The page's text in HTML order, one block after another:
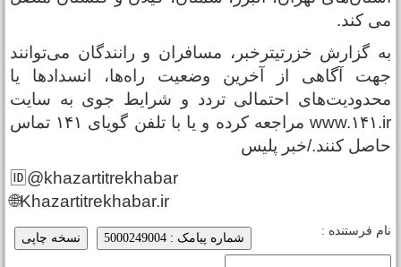
کند.
گزارش خزرتیترخبر، مسافران و رانندگان می‌توانند
آگاهی از آخرین وضعیت راه‌ها، انسدادها یا
احتمالی تردد و شرایط جوی به سایت
www.۱۴۱.ir مراجعه کرده و یا با تلفن گویای ۱۴۱ تماس
کنند./خبر پلیس
🆔@khazartitrekhabar
🌐Khazartitrekhabar.ir
نسخه چاپی شماره پیامک : 5000249004
فرستنده :